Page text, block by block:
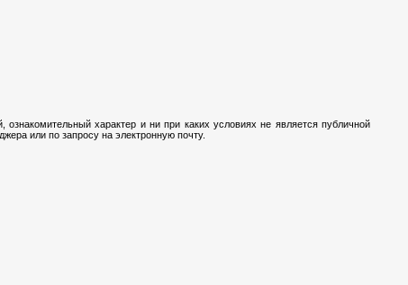
характер и ни при каких условиях не является публичной
или по запросу на электронную почту.